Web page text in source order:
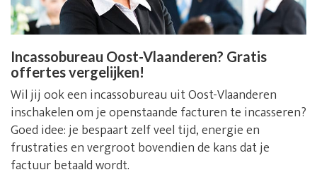
Incassobureau Oost-Vlaanderen? Gratis
offertes vergelijken!
Wil jij ook een incassobureau uit Oost-Vlaanderen
inschakelen om je openstaande facturen te incasseren?
Goed idee: je bespaart zelf veel tijd, energie en
frustraties en vergroot bovendien de kans dat je
factuur betaald wordt.